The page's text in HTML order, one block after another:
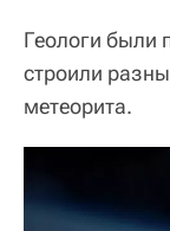
Геологи были
строили
метеорита.